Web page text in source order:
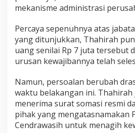
mekanisme administrasi
Percaya sepenuhnya atas
yang ditunjukkan, Thahirah
uang senilai Rp 7 juta tersebut
urusan kewajibannya telah
Namun, persoalan berubah
waktu belakangan ini.
menerima surat somasi resmi
pihak yang mengatasnamakan
Cendrawasih untuk menagih